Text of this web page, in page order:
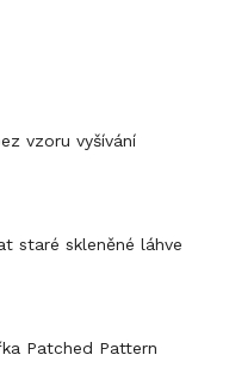
vzoru vyšívání
staré skleněné láhve
Patched Pattern